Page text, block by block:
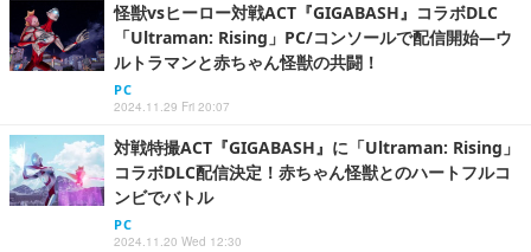
怪獣vsヒーロー対戦ACT『GIGABASH』コラボDLC
「Ultraman: Rising」PC/コンソールで配信開始―ウ
ルトラマンと赤ちゃん怪獣の共闘！
PC
2024.11.29 Fri 20:07
対戦特撮ACT『GIGABASH』に「Ultraman: Rising」
コラボDLC配信決定！赤ちゃん怪獣とのハートフルコ
ンビでバトル
PC
2024.11.20 Wed 12:30